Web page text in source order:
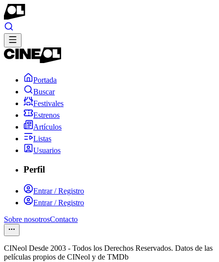
Portada
Buscar
Festivales
Estrenos
Artículos
Listas
Usuarios
Perfil
Entrar / Registro
Entrar / Registro
Sobre nosotrosContacto
CINeol Desde 2003 - Todos los Derechos Reservados. Datos de las
películas propios de CINeol y de TMDb